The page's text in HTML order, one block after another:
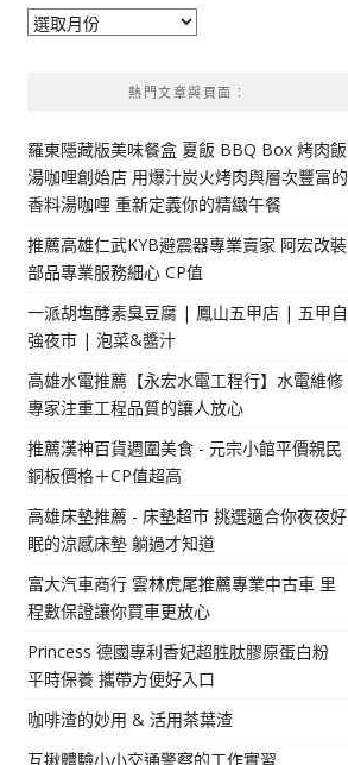
彙
熱門文章與頁面︰
羅東隱藏版美味餐盒 夏飯 BBQ Box 烤肉飯
湯咖哩創始店 用爆汁炭火烤肉與層次豐富的
香料湯咖哩 重新定義你的精緻午餐
推薦高雄仁武KYB避震器專業賣家 阿宏改裝
部品專業服務細心 CP值
一派胡塩酵素臭豆腐 | 鳳山五甲店 | 五甲自
強夜市 | 泡菜&醬汁
高雄水電推薦【永宏水電工程行】水電維修
專家注重工程品質的讓人放心
推薦漢神百貨週圍美食 - 元宗小館平價親民
銅板價格＋CP值超高
高雄床墊推薦 - 床墊超市 挑選適合你夜夜好
眠的涼感床墊 躺過才知道
富大汽車商行 雲林虎尾推薦專業中古車 里
程數保證讓你買車更放心
Princess 德國專利香妃超胜肽膠原蛋白粉
平時保養 攜帶方便好入口
咖啡渣的妙用 & 活用茶葉渣
互揪體驗小小交通警察的工作實習